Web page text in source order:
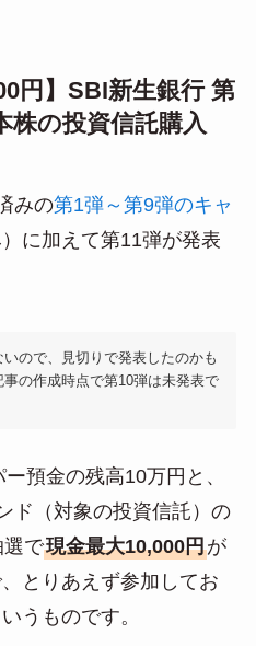
円】SBI新生銀行 第
株の投資信託購入
みの第1弾～第9弾のキャ
）に加えて第11弾が発表
ので、見切りで発表したのかも
の作成時点で第10弾は未発表で
預金の残高10万円と、
ド（対象の投資信託）の
選で現金最大10,000円が
とりあえず参加してお
うものです。